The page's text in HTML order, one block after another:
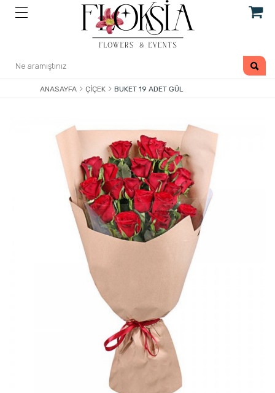
ANASAYFA ÇIÇEK BUKET 19 ADET GÜL